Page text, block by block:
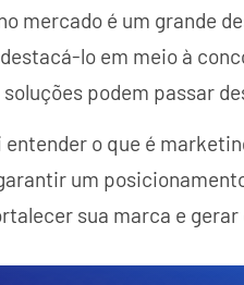
mercado é um grande
lo em meio à
podem passar
o que é
um
sua marca e